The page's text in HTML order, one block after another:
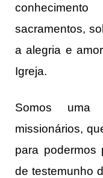
sacramentos,
a alegria e
Igreja.
Somos
missionários,
para podermos
de testemunho